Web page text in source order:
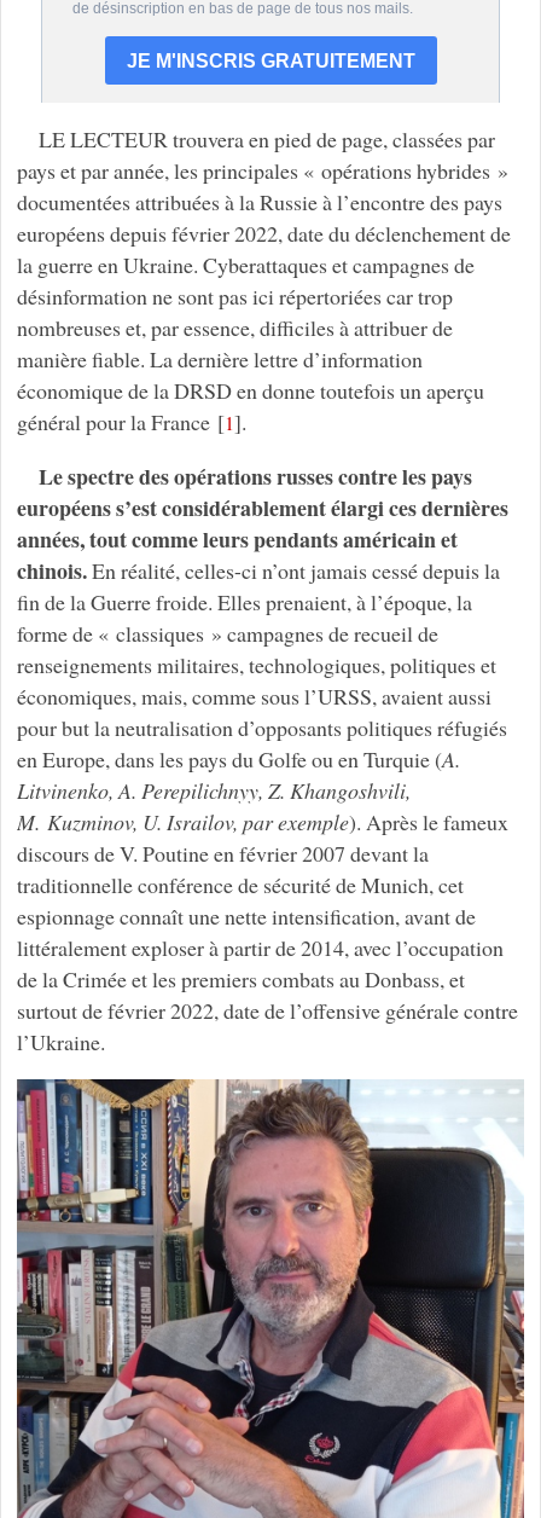
LE LECTEUR trouvera en pied de page, classées par
pays et par année, les principales « opérations hybrides »
documentées attribuées à la Russie à l’encontre des pays
européens depuis février 2022, date du déclenchement de
la guerre en Ukraine. Cyberattaques et campagnes de
désinformation ne sont pas ici répertoriées car trop
nombreuses et, par essence, difficiles à attribuer de
manière fiable. La dernière lettre d’information
économique de la DRSD en donne toutefois un aperçu
général pour la France[1].
Le spectre des opérations russes contre les pays
européens s’est considérablement élargi ces dernières
années, tout comme leurs pendants américain et
chinois.En réalité, celles-ci n’ont jamais cessé depuis la
fin de la Guerre froide. Elles prenaient, à l’époque, la
forme de « classiques » campagnes de recueil de
renseignements militaires, technologiques, politiques et
économiques, mais, comme sous l’URSS, avaient aussi
pour but la neutralisation d’opposants politiques réfugiés
en Europe, dans les pays du Golfe ou en Turquie (A.
Litvinenko, A. Perepilichnyy, Z. Khangoshvili,
M. Kuzminov, U. Israilov, par exemple). Après le fameux
discours de V. Poutine en février 2007 devant la
traditionnelle conférence de sécurité de Munich, cet
espionnage connaît une nette intensification, avant de
littéralement exploser à partir de 2014, avec l’occupation
de la Crimée et les premiers combats au Donbass, et
surtout de février 2022, date de l’offensive générale contre
l’Ukraine.